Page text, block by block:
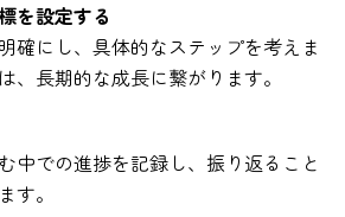
を設定する
確にし、具体的なステップを考えま
、長期的な成長に繋がります。
中での進捗を記録し、振り返ること
す。